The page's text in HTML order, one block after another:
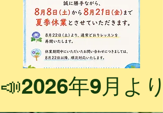
📣2026年9月よ